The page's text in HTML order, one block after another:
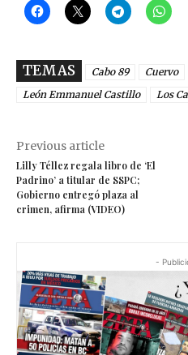
TEMAS Cabo 89 Cuervo
León Emmanuel Castillo
Los
Previous article
Lilly Téllez regala libro de ‘El
Padrino’ a titular de SSPC;
Gobierno entregó plaza al
crimen, afirma (VIDEO)
-